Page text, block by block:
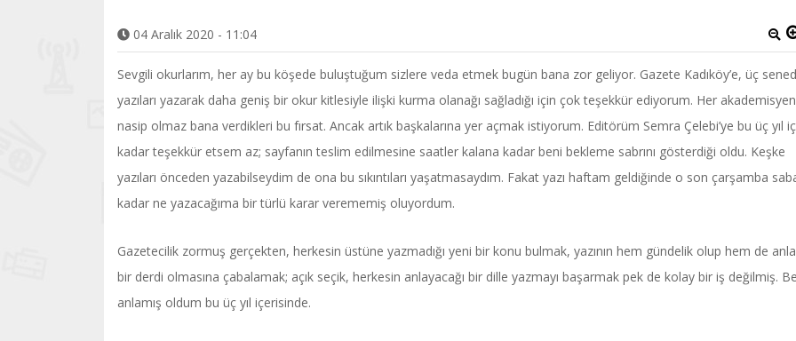
04 Aralık 2020 - 11:04
Sevgili okurlarım, her ay bu köşede buluştuğum sizlere veda etmek bugün bana zor geliyor. Gazete Kadıköy’e, üç
yazıları yazarak daha geniş bir okur kitlesiyle ilişki kurma olanağı sağladığı için çok teşekkür ediyorum. Her
nasip olmaz bana verdikleri bu fırsat. Ancak artık başkalarına yer açmak istiyorum. Editörüm Semra Çelebi’ye bu üç yıl
kadar teşekkür etsem az; sayfanın teslim edilmesine saatler kalana kadar beni bekleme sabrını gösterdiği oldu. Keşke
yazıları önceden yazabilseydim de ona bu sıkıntıları yaşatmasaydım. Fakat yazı haftam geldiğinde o son çarşamba
kadar ne yazacağıma bir türlü karar verememiş oluyordum.
Gazetecilik zormuş gerçekten, herkesin üstüne yazmadığı yeni bir konu bulmak, yazının hem gündelik olup hem de
bir derdi olmasına çabalamak; açık seçik, herkesin anlayacağı bir dille yazmayı başarmak pek de kolay bir iş değilmiş.
anlamış oldum bu üç yıl içerisinde.